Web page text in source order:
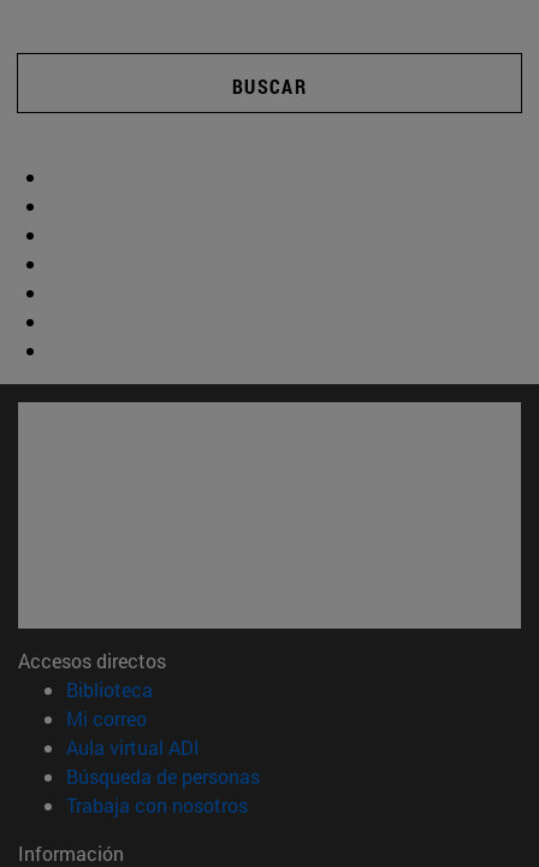
BUSCAR
Accesos directos
Biblioteca
Mi correo(abre en nueva ventana)
Aula virtual ADI
Búsqueda de personas(abre en nueva ventana)
Trabaja con nosotros(abre en nueva ventana)
Información